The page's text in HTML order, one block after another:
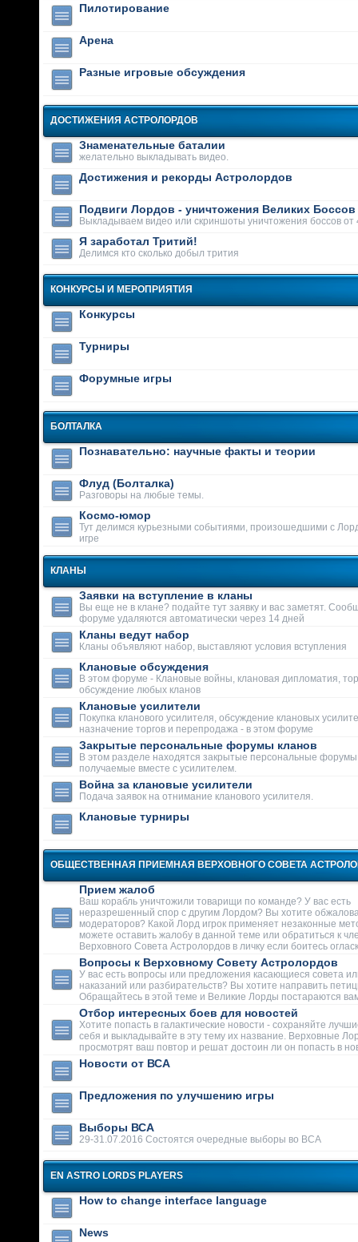
Пилотирование
Арена
Разные игровые обсуждения
ДОСТИЖЕНИЯ АСТРОЛОРДОВ
Знаменательные баталии
желательно выкладывать видео.
Достижения и рекорды Астролордов
Подвиги Лордов - уничтожения Великих Боссов
Выкладываем видео или скриншоты уничтожения боссов от
Я заработал Тритий!
Делимся кто сколько добыл трития
КОНКУРСЫ И МЕРОПРИЯТИЯ
Конкурсы
Турниры
Форумные игры
БОЛТАЛКА
Познавательно: научные факты и теории
Флуд (Болталка)
Разговоры на любые темы.
Космо-юмор
Тут делимся курьезными событиями, произошедшими с
игре
КЛАНЫ
Заявки на вступление в кланы
Вы еще не в клане? подайте тут заявку и вас заметят.
форуме удаляются автоматически через 14 дней
Кланы ведут набор
Кланы объявляют набор, выставляют условия вступления
Клановые обсуждения
В этом форуме - Клановые войны, клановая дипломатия,
обсуждение любых кланов
Клановые усилители
Покупка кланового усилителя, обсуждение клановых
назначение торгов и перепродажа - в этом форуме
Закрытые персональные форумы кланов
В этом разделе находятся закрытые персональные форумы
получаемые вместе с усилителем.
Война за клановые усилители
Подача заявок на отнимание кланового усилителя.
Клановые турниры
ОБЩЕСТВЕННАЯ ПРИЕМНАЯ ВЕРХОВНОГО СОВЕТА
Прием жалоб
Ваш корабль уничтожили товарищи по команде? У вас есть
неразрешенный спор с другим Лордом? Вы хотите
модераторов? Какой Лорд игрок применяет незаконные
можете оставить жалобу в данной теме или обратиться к
Верховного Совета Астролордов в личку если боитесь
Вопросы к Верховному Совету Астролордов
У вас есть вопросы или предложения касающиеся совета
наказаний или разбирательств? Вы хотите направить
Обращайтесь в этой теме и Великие Лорды постараются
Отбор интересных боев для новостей
Хотите попасть в галактические новости - сохраняйте
себя и выкладывайте в эту тему их название. Верховные
просмотрят ваш повтор и решат достоин ли он попасть в
Новости от ВСА
Предложения по улучшению игры
Выборы ВСА
29-31.07.2016 Состоятся очередные выборы во ВСА
EN ASTRO LORDS PLAYERS
How to change interface language
News